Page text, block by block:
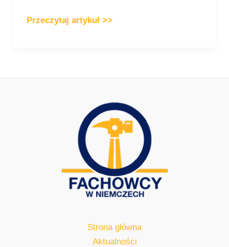
Przeczytaj artykuł >>
Strona główna
Aktualności